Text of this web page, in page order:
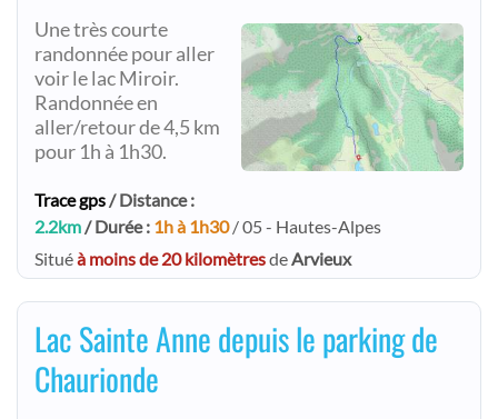
Une très courte
randonnée pour aller
voir le lac Miroir.
Randonnée en
aller/retour de 4,5 km
pour 1h à 1h30.
Trace gps / Distance :
2.2km / Durée : 1h à 1h30/ 05 - Hautes-Alpes
Situéà moins de 20 kilomètresde Arvieux
Lac Sainte Anne depuis le parking de
Chaurionde